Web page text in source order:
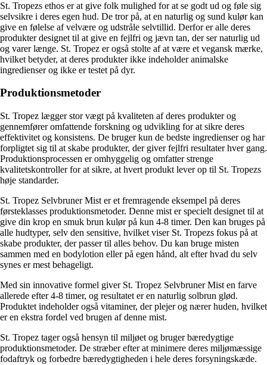
St. Tropezs ethos er at give folk mulighed for at se godt ud og føle sig
selvsikre i deres egen hud. De tror på, at en naturlig og sund kulør kan
give en følelse af velvære og udstråle selvtillid. Derfor er alle deres
produkter designet til at give en fejlfri og jævn tan, der ser naturlig ud
og varer længe. St. Tropez er også stolte af at være et vegansk mærke,
hvilket betyder, at deres produkter ikke indeholder animalske
ingredienser og ikke er testet på dyr.
Produktionsmetoder
St. Tropez lægger stor vægt på kvaliteten af deres produkter og
gennemfører omfattende forskning og udvikling for at sikre deres
effektivitet og konsistens. De bruger kun de bedste ingredienser og har
forpligtet sig til at skabe produkter, der giver fejlfri resultater hver gang.
Produktionsprocessen er omhyggelig og omfatter strenge
kvalitetskontroller for at sikre, at hvert produkt lever op til St. Tropezs
høje standarder.
St. Tropez Selvbruner Mist er et fremragende eksempel på deres
førsteklasses produktionsmetoder. Denne mist er specielt designet til at
give din krop en smuk brun kulør på kun 4-8 timer. Den kan bruges på
alle hudtyper, selv den sensitive, hvilket viser St. Tropezs fokus på at
skabe produkter, der passer til alles behov. Du kan bruge misten
sammen med en bodylotion eller på egen hånd, alt efter hvad du selv
synes er mest behageligt.
Med sin innovative formel giver St. Tropez Selvbruner Mist en farve
allerede efter 4-8 timer, og resultatet er en naturlig solbrun glød.
Produktet indeholder også vitaminer, der plejer og nærer huden, hvilket
er en ekstra fordel ved brugen af denne mist.
St. Tropez tager også hensyn til miljøet og bruger bæredygtige
produktionsmetoder. De stræber efter at minimere deres miljømæssige
fodaftryk og forbedre bæredygtigheden i hele deres forsyningskæde.